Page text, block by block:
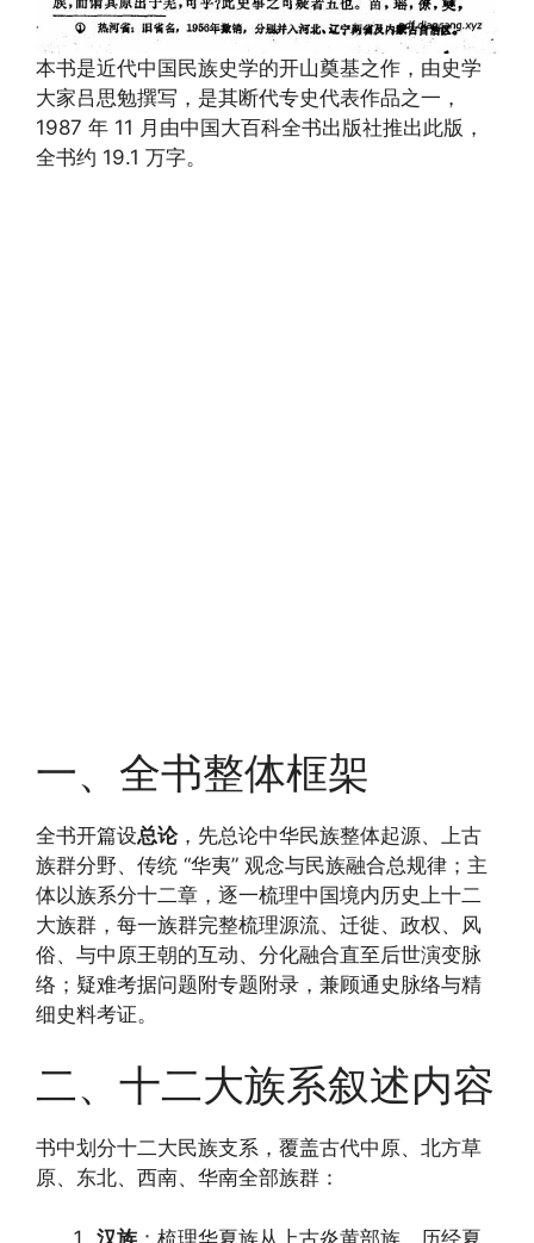
本书是近代中国民族史学的开山奠基之作，由史学
大家吕思勉撰写，是其断代专史代表作品之一，
1987 年 11 月由中国大百科全书出版社推出此版，
全书约 19.1 万字。
一、全书整体框架
全书开篇设总论，先总论中华民族整体起源、上古
族群分野、传统 “华夷” 观念与民族融合总规律；主
体以族系分十二章，逐一梳理中国境内历史上十二
大族群，每一族群完整梳理源流、迁徙、政权、风
俗、与中原王朝的互动、分化融合直至后世演变脉
络；疑难考据问题附专题附录，兼顾通史脉络与精
细史料考证。
二、十二大族系叙述内容
书中划分十二大民族支系，覆盖古代中原、北方草
原、东北、西南、华南全部族群：
汉族 ：梳理华夏族从上古炎黄部族，历经夏